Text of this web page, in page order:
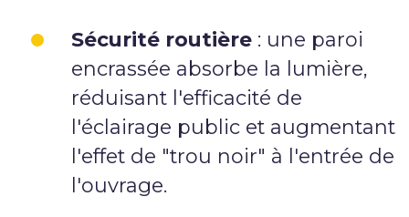
Sécurité routière: une paroi
encrassée absorbe la lumière,
réduisant l'efficacité de
l'éclairage public et augmentant
l'effet de "trou noir" à l'entrée de
l'ouvrage.